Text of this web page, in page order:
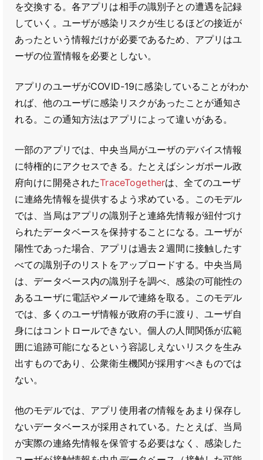
を交換する。各アプリは相手の識別子との遭遇を記録
していく。ユーザが感染リスクが生じるほどの接近が
あったという情報だけが必要であるため、アプリはユ
ーザの位置情報を必要としない。
アプリのユーザがCOVID-19に感染していることがわか
れば、他のユーザに感染リスクがあったことが通知さ
れる。この通知方法はアプリによって違いがある。
一部のアプリでは、中央当局がユーザのデバイス情報
に特権的にアクセスできる。たとえばシンガポール政
府向けに開発されたTraceTogetherは、全てのユーザ
に連絡先情報を提供するよう求めている。このモデル
では、当局はアプリの識別子と連絡先情報が紐付づけ
られたデータベースを保持することになる。ユーザが
陽性であった場合、アプリは過去２週間に接触したす
べての識別子のリストをアップロードする。中央当局
は、データベース内の識別子を調べ、感染の可能性の
あるユーザに電話やメールで連絡を取る。このモデル
では、多くのユーザ情報が政府の手に渡り、ユーザ自
身にはコントロールできない。個人の人間関係が広範
囲に追跡可能になるという容認しえないリスクを生み
出すものであり、公衆衛生機関が採用すべきものでは
ない。
他のモデルでは、アプリ使用者の情報をあまり保存し
ないデータベースが採用されている。たとえば、当局
が実際の連絡先情報を保管する必要はなく、感染した